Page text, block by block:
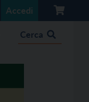
Accedi
Cerca